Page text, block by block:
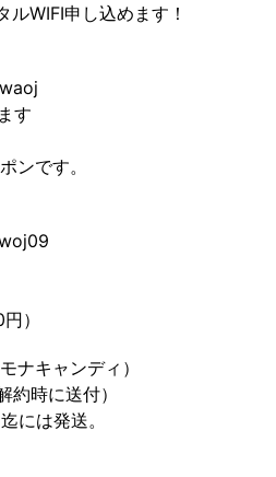
WIFI申し込めます！
す
ンです。
）
ナキャンディ）
時に送付）
には発送。